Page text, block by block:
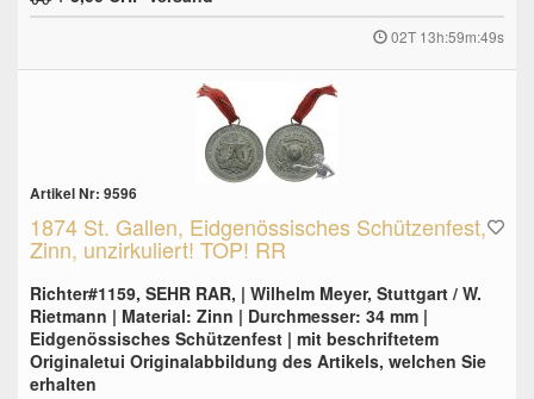
02T 13h:59m:48s
Artikel Nr: 9596
1874 St. Gallen, Eidgenössisches Schützenfest,
Zinn, unzirkuliert! TOP! RR
Richter#1159, SEHR RAR, | Wilhelm Meyer, Stuttgart / W.
Rietmann | Material: Zinn | Durchmesser: 34 mm |
Eidgenössisches Schützenfest | mit beschriftetem
Originaletui Originalabbildung des Artikels, welchen Sie
erhalten